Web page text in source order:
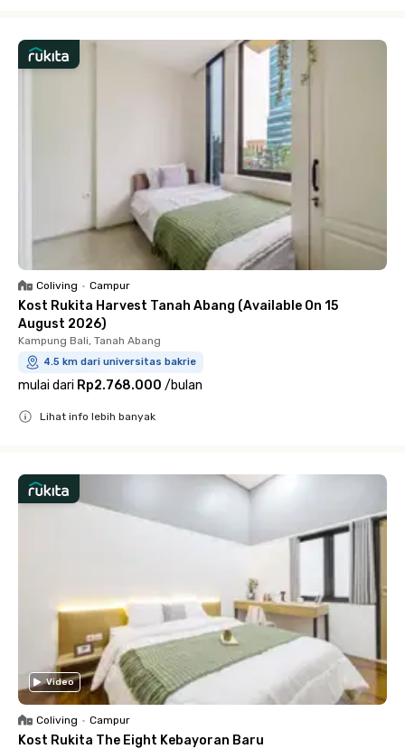
Coliving • Campur
Kost Rukita Harvest Tanah Abang (Available On 15
August 2026)
Kampung Bali, Tanah Abang
4.5 km dari universitas bakrie
mulai dari Rp2.768.000 /bulan
Lihat info lebih banyak
Video
Coliving • Campur
Kost Rukita The Eight Kebayoran Baru